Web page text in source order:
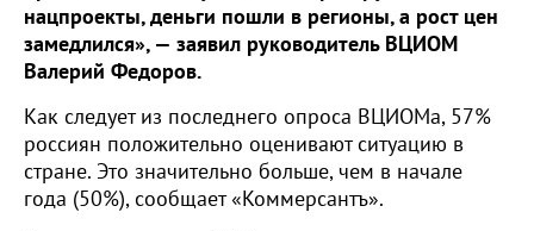
нацпроекты, деньги пошли в регионы, а рост цен
замедлился», — заявил руководитель ВЦИОМ
Валерий Федоров.
Как следует из последнего опроса ВЦИОМа, 57%
россиян положительно оценивают ситуацию в
стране. Это значительно больше, чем в начале
года (50%), сообщает «Коммерсантъ».